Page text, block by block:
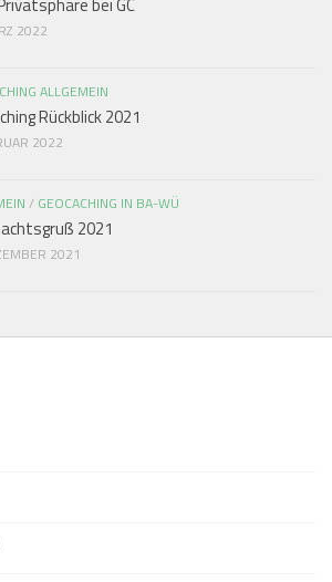
2022
ALLGEMEIN
Rückblick 2021
2022
/ GEOCACHING IN BA-WÜ
2021
2021